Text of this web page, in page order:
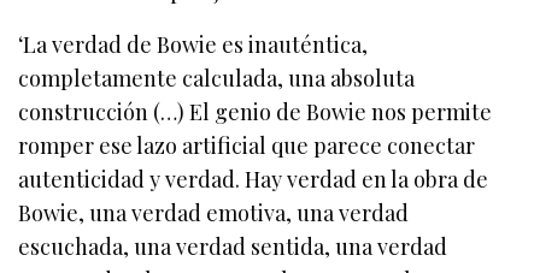
‘La verdad de Bowie es inauténtica,
completamente calculada, una absoluta
construcción (…) El genio de Bowie nos permite
romper ese lazo artificial que parece conectar
autenticidad y verdad. Hay verdad en la obra de
Bowie, una verdad emotiva, una verdad
escuchada, una verdad sentida, una verdad